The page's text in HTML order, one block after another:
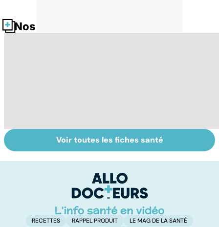
Nos fiches santé
Le lupus, une
maladie
Anémie :
symptômes,
traitements
Voir toutes les fiches santé
RECETTES RAPPEL PRODUIT LE MAG DE LA SANTÉ